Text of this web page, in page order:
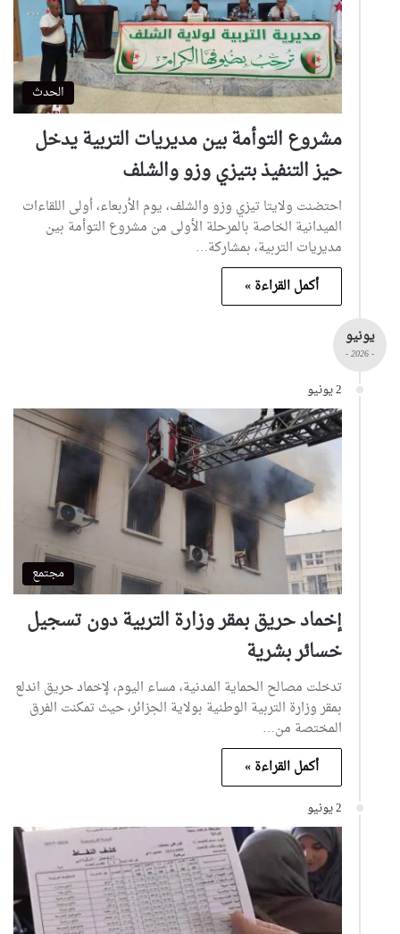
الحدث
مشروع التوأمة بين مديريات التربية يدخل
حيز التنفيذ بتيزي وزو والشلف
احتضنت ولايتا تيزي وزو والشلف، يوم الأربعاء، أولى اللقاءات
الميدانية الخاصة بالمرحلة الأولى من مشروع التوأمة بين
مديريات التربية، بمشاركة…
أكمل القراءة »
يونيو
- 2026 -
2 يونيو
مجتمع
إخماد حريق بمقر وزارة التربية دون تسجيل
خسائر بشرية
تدخلت مصالح الحماية المدنية، مساء اليوم، لإخماد حريق اندلع
بمقر وزارة التربية الوطنية بولاية الجزائر، حيث تمكنت الفرق
المختصة من…
أكمل القراءة »
2 يونيو